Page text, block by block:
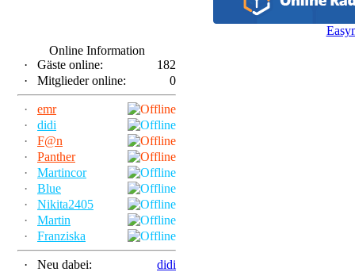
Online Information
·
Gäste online:
182
·
Mitglieder online: 0
·
emr
·
didi
·
F@n
·
Panther
·
Martincor
·
Blue
·
Nikita2405
·
Martin
·
Franziska
· Neu dabei: didi